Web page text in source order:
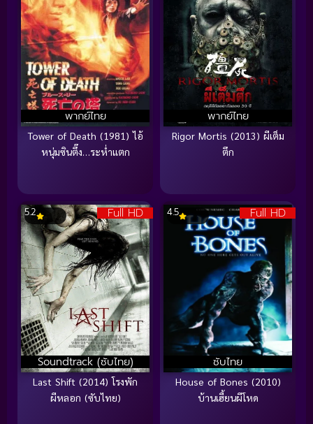
พากย์ไทย
Tower of Death (1981) ไอ้
หนุ่มซินตึ๊ง…ระห่ำแตก
พากย์ไทย
Rigor Mortis (2013) ผีเต็ม
ตึก
Full HD
Soundtrack (ซับไทย)
5.2
Last Shift (2014) โรงพัก
ผีหลอก (ซับไทย)
Full HD
ซับไทย
4.5
House of Bones (2010)
บ้านเฮี้ยนผีโหด